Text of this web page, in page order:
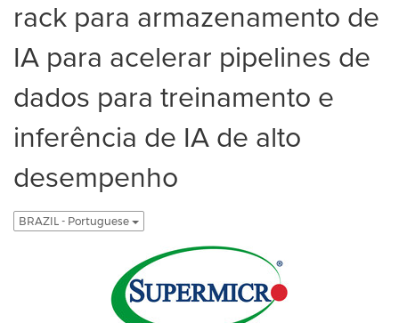
rack para armazenamento de
IA para acelerar pipelines de
dados para treinamento e
inferência de IA de alto
desempenho
BRAZIL - Portuguese